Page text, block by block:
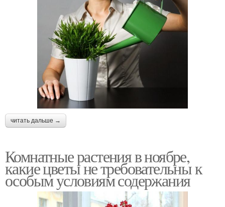
читать дальше →
Комнатные растения в ноябре,
какие цветы не требовательны к
особым условиям содержания